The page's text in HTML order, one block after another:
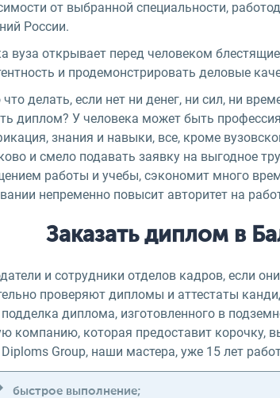
от выбранной специальности,
России.
вуза открывает перед человеком
и продемонстрировать деловые
делать, если нет ни денег, ни сил, ни
диплом? У человека может быть
знания и навыки, все, кроме
и смело подавать заявку на выгодное
работы и учебы, сэкономит много
непременно повысит авторитет на
Заказать диплом в
и сотрудники отделов кадров, если
проверяют дипломы и аттестаты
подделка диплома, изготовленного в
компанию, которая предоставит корочку,
Diploms Group, наши мастера, уже 15 лет
быстрое выполнение;